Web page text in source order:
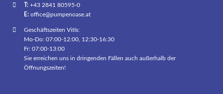
T:+43 2841 80595-0
E: office@pumpenoase.at
Geschäftszeiten Vitis:
Mo-Do: 07:00-12:00, 12:30-16:30
Fr: 07:00-13:00
Sie erreichen uns in dringenden Fällen auch außerhalb der
Öffnungszeiten!